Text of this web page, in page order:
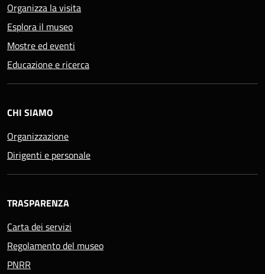
Organizza la visita
Esplora il museo
Mostre ed eventi
Educazione e ricerca
CHI SIAMO
Organizzazione
Dirigenti e personale
TRASPARENZA
Carta dei servizi
Regolamento del museo
PNRR